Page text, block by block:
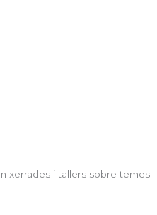
xerrades i tallers sobre temes